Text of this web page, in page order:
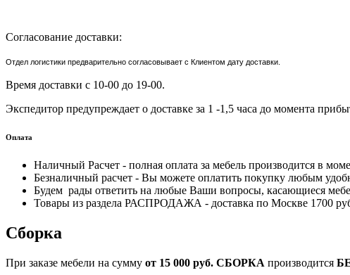
Согласование доставки:
Отдел логистики предварительно согласовывает с Клиентом дату доставки.
Время доставки с 10-00 до 19-00.
Экспедитор предупреждает о доставке за 1 -1,5 часа до момента
Оплата
Наличный Расчет - полная оплата за мебель производится в
Безналичный расчет - Вы можете оплатить покупку любым
Будем рады ответить на любые Ваши вопросы, касающиеся
Товары из раздела РАСПРОДАЖА - доставка по Москве 1700
Сборка
При заказе мебели на сумму от 15 000 руб. СБОРКА производится